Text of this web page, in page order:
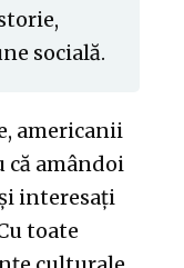
socială.
americanii
amândoi
interesați
toate